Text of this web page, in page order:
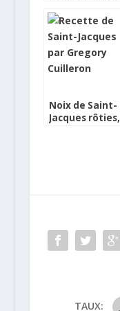
Domaine de
Pareskis
Noix de Saint-
Jacques rôties,
TAUX: